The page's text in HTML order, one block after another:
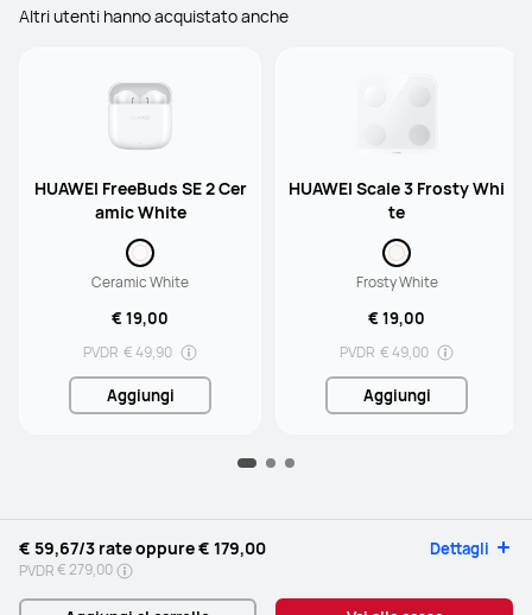
Altri utenti hanno acquistato anche
HUAWEI FreeBuds SE 2 Cer
amic White
Ceramic White
€ 19,00
PVDR € 49,90
Aggiungi
HUAWEI Scale 3 Frosty Whi
te
Frosty White
€ 19,00
PVDR € 49,00
Aggiungi
€ 59,67/3 rate oppure€ 179,00 Dettagli
PVDR€ 279,00